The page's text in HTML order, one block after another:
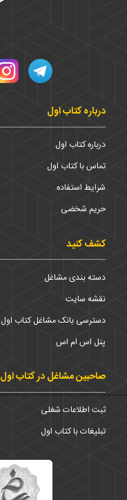
درباره کتاب اول
درباره کتاب اول
تماس با کتاب اول
شرایط استفاده
حریم شخضی
کشف کنید
دسته بندی مشاغل
نقشه سایت
دسترسی بانک مشاغل کتاب اول
پنل اس ام اس
صاحبین مشاغل در کتاب اول
ثبت اطلاعات شغلی
تبلیغات با کتاب اول